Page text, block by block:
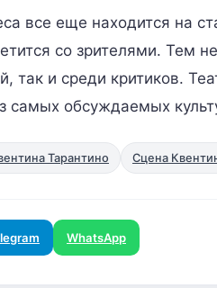
все еще находится на
со зрителями. Тем
так и среди критиков.
самых обсуждаемых
Тарантино Сцена
WhatsApp